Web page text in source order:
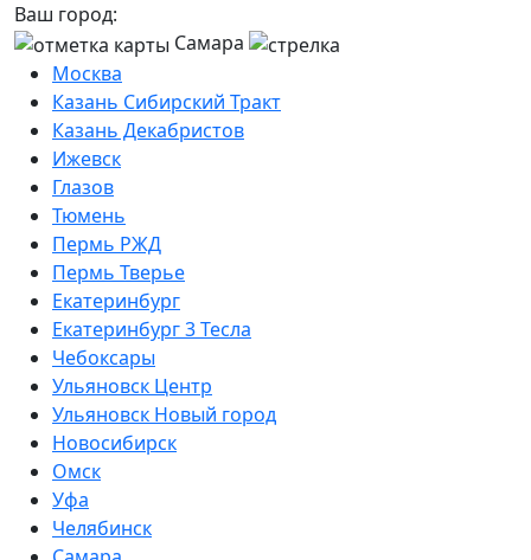
Ваш город:
Самара
Москва
Казань Сибирский Тракт
Казань Декабристов
Ижевск
Глазов
Тюмень
Пермь РЖД
Пермь Тверье
Екатеринбург
Екатеринбург 3 Тесла
Чебоксары
Ульяновск Центр
Ульяновск Новый город
Новосибирск
Омск
Уфа
Челябинск